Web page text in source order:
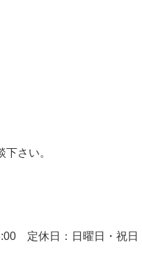
さい。
定休日：日曜日・祝日